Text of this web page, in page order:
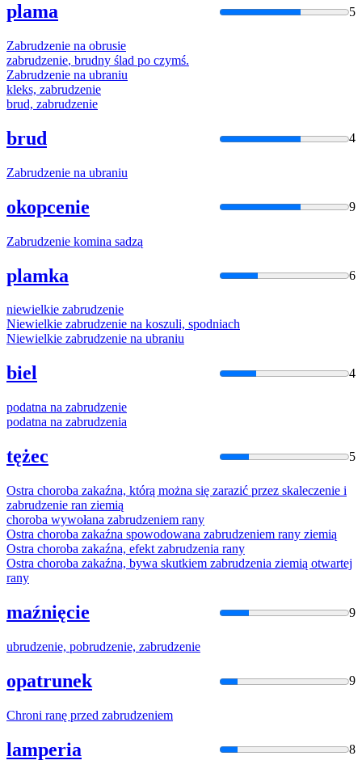
plama 5
Zabrudzenie na obrusie
zabrudzenie, brudny ślad po czymś.
Zabrudzenie na ubraniu
kleks, zabrudzenie
brud, zabrudzenie
brud 4
Zabrudzenie na ubraniu
okopcenie 9
Zabrudzenie komina sadzą
plamka 6
niewielkie zabrudzenie
Niewielkie zabrudzenie na koszuli, spodniach
Niewielkie zabrudzenie na ubraniu
biel 4
podatna na zabrudzenie
podatna na zabrudzenia
tężec 5
Ostra choroba zakaźna, którą można się zarazić przez skaleczenie i
zabrudzenie ran ziemią
choroba wywołana zabrudzeniem rany
Ostra choroba zakaźna spowodowana zabrudzeniem rany ziemią
Ostra choroba zakaźna, efekt zabrudzenia rany
Ostra choroba zakaźna, bywa skutkiem zabrudzenia ziemią otwartej
rany
maźnięcie 9
ubrudzenie, pobrudzenie, zabrudzenie
opatrunek 9
Chroni ranę przed zabrudzeniem
lamperia 8